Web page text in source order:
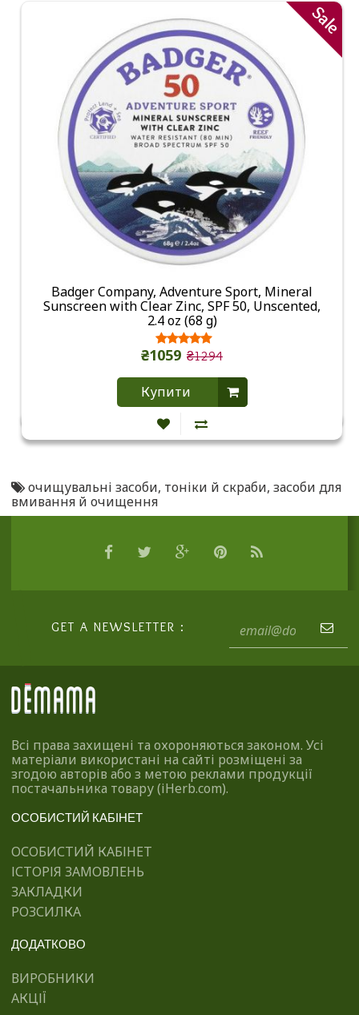
Sale
Badger Company, Adventure Sport, Mineral
Sunscreen with Clear Zinc, SPF 50, Unscented,
2.4 oz (68 g)
₴1059 ₴1294
Купити
очищувальні засоби, тоніки й скраби, засоби для
вмивання й очищення
GET A NEWSLETTER :
Всі права захищені та охороняються законом. Усі
матеріали використані на сайті розміщені за
згодою авторів або з метою реклами продукції
постачальника товару (iHerb.com).
ОСОБИСТИЙ КАБІНЕТ
ОСОБИСТИЙ КАБІНЕТ
ІСТОРІЯ ЗАМОВЛЕНЬ
ЗАКЛАДКИ
РОЗСИЛКА
ДОДАТКОВО
ВИРОБНИКИ
АКЦІЇ